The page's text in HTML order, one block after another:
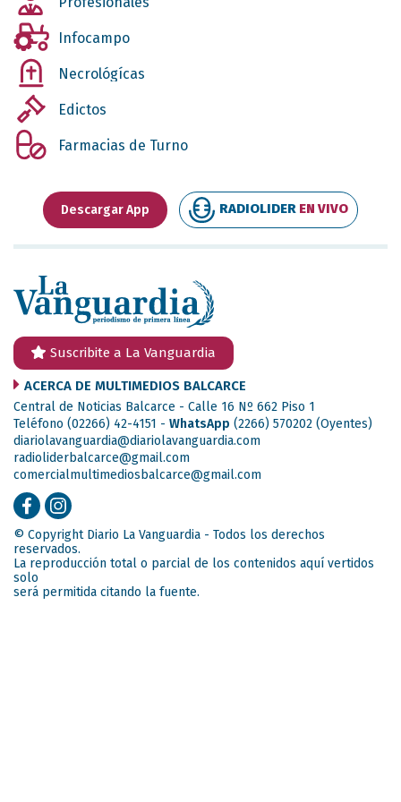
Infocampo
Necrológícas
Edictos
Farmacias de Turno
Descargar App RADIOLIDER EN VIVO
Suscribite a La Vanguardia
ACERCA DE MULTIMEDIOS BALCARCE
Central de Noticias Balcarce - Calle 16 Nº 662 Piso 1
Teléfono (02266) 42-4151 - WhatsApp (2266) 570202 (Oyentes)
diariolavanguardia@diariolavanguardia.com
radioliderbalcarce@gmail.com
comercialmultimediosbalcarce@gmail.com
© Copyright Diario La Vanguardia - Todos los derechos
reservados.
La reproducción total o parcial de los contenidos aquí vertidos
solo
será permitida citando la fuente.